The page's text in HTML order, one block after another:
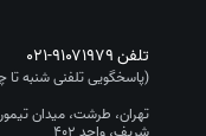
تلفن۰۲۱-۹۱۰۷۱۹۷۹
(پاسخگویی تلفنی شنبه تا چهارشنبه ۹ تا ۱۷،
تهران، طرشت، میدان